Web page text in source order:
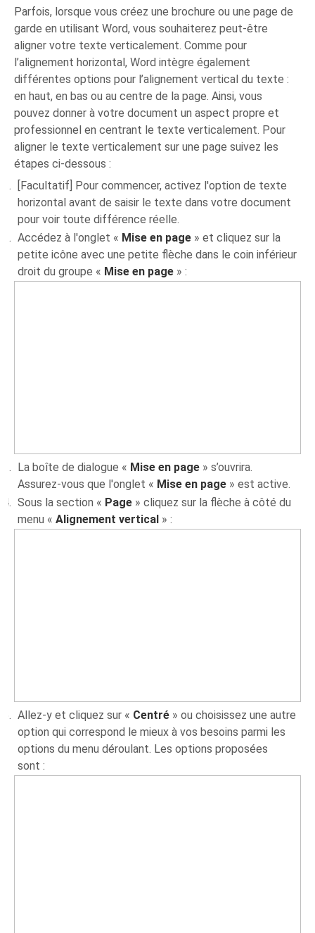
Parfois, lorsque vous créez une brochure ou une page de
garde en utilisant Word, vous souhaiterez peut-être
aligner votre texte verticalement. Comme pour
l’alignement horizontal, Word intègre également
différentes options pour l’alignement vertical du texte :
en haut, en bas ou au centre de la page. Ainsi, vous
pouvez donner à votre document un aspect propre et
professionnel en centrant le texte verticalement. Pour
aligner le texte verticalement sur une page suivez les
étapes ci-dessous :
[Facultatif] Pour commencer, activez l'option de texte
horizontal avant de saisir le texte dans votre document
pour voir toute différence réelle.
Accédez à l'onglet « Mise en page » et cliquez sur la
petite icône avec une petite flèche dans le coin inférieur
droit du groupe « Mise en page » :
La boîte de dialogue « Mise en page » s’ouvrira.
Assurez-vous que l'onglet « Mise en page » est active.
Sous la section « Page » cliquez sur la flèche à côté du
menu «Alignement vertical » :
Allez-y et cliquez sur « Centré » ou choisissez une autre
option qui correspond le mieux à vos besoins parmi les
options du menu déroulant. Les options proposées
sont :